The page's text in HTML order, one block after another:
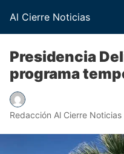
Al Cierre Noticias
Presidencia
programa
Redacción Al Cierre Noticias